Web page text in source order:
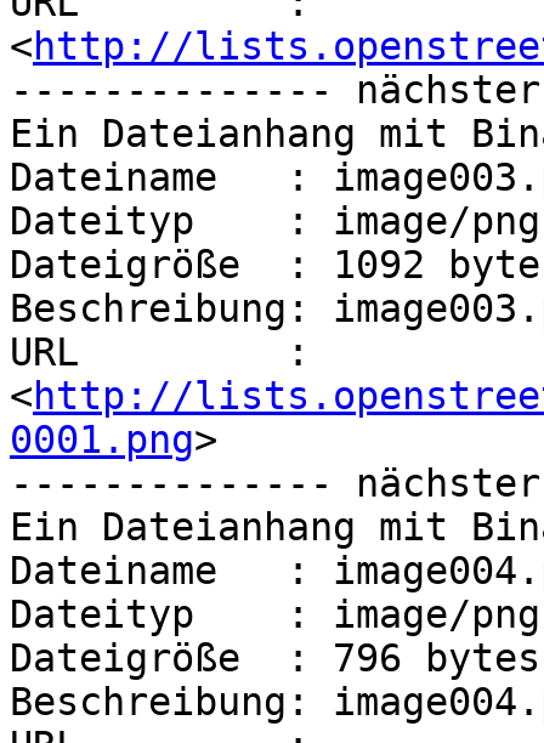
<http://
--------------
Ein Dateianhang mit
Dateiname   :
Dateityp    : image/png
Dateigröße  : 1092
Beschreibung:
URL         :
<http://
0001.png>
--------------
Ein Dateianhang mit
Dateiname   :
Dateityp    : image/png
Dateigröße  : 796 bytes
Beschreibung: